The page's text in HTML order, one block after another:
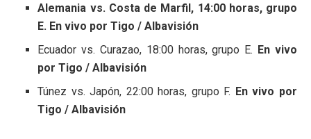
Alemania vs. Costa de Marfil, 14:00 horas, grupo
E. En vivo por Tigo / Albavisión
Ecuador vs. Curazao, 18:00 horas, grupo E. En vivo
por Tigo / Albavisión
Túnez vs. Japón, 22:00 horas, grupo F. En vivo por
Tigo / Albavisión